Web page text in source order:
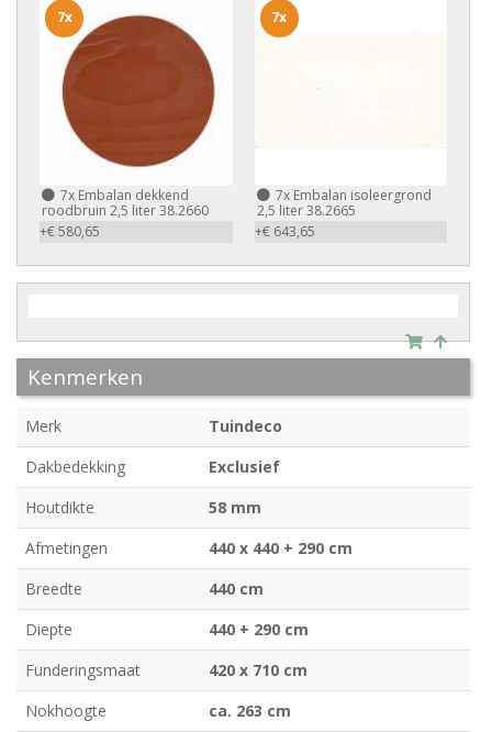
7x Embalan dekkend
roodbruin 2,5 liter 38.2660
+€ 580,65
7x
7xEmbalan isoleergrond
2,5 liter 38.2665
+€ 643,65
7x
Kenmerken
Merk
Tuindeco
Dakbedekking
Exclusief
Houtdikte
58 mm
Afmetingen
440 x 440 + 290 cm
Breedte
440 cm
Diepte
440 + 290 cm
Funderingsmaat
420 x 710 cm
Nokhoogte
ca. 263 cm